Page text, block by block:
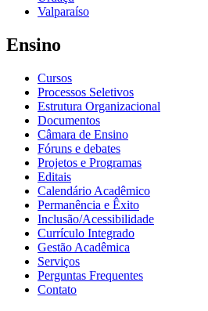
Valparaíso
Ensino
Cursos
Processos Seletivos
Estrutura Organizacional
Documentos
Câmara de Ensino
Fóruns e debates
Projetos e Programas
Editais
Calendário Acadêmico
Permanência e Êxito
Inclusão/Acessibilidade
Currículo Integrado
Gestão Acadêmica
Serviços
Perguntas Frequentes
Contato